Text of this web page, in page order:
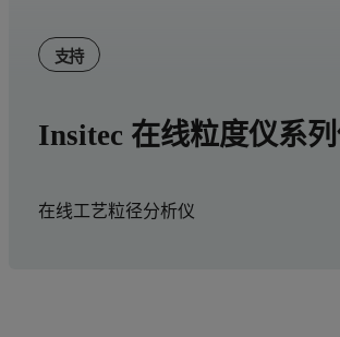
支持
Insitec 在线粒度仪系
在线工艺粒径分析仪